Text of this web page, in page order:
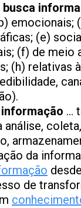
busca
emocionais;
(e)
(f) de meio
(h) relativas
…
análise,
da
de